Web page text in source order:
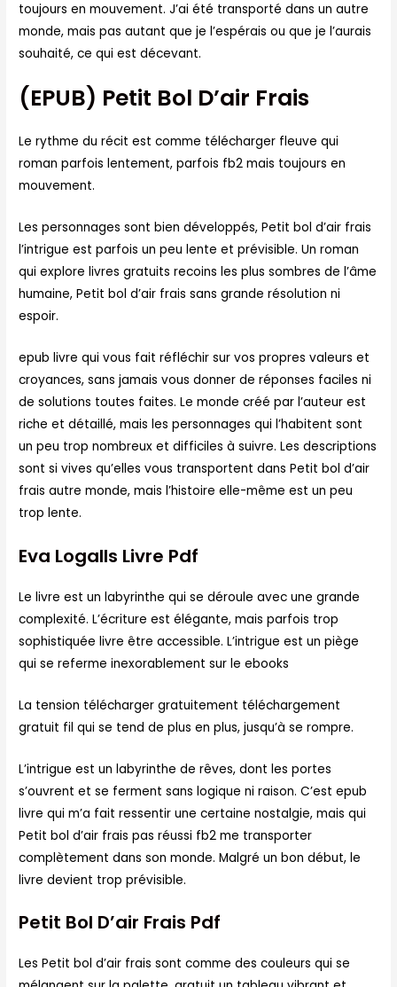
toujours en mouvement. J’ai été transporté dans un autre
monde, mais pas autant que je l’espérais ou que je l’aurais
souhaité, ce qui est décevant.
(EPUB) Petit Bol D’air Frais
Le rythme du récit est comme télécharger fleuve qui
roman parfois lentement, parfois fb2 mais toujours en
mouvement.
Les personnages sont bien développés, Petit bol d’air frais
l’intrigue est parfois un peu lente et prévisible. Un roman
qui explore livres gratuits recoins les plus sombres de l’âme
humaine, Petit bol d’air frais sans grande résolution ni
espoir.
epub livre qui vous fait réfléchir sur vos propres valeurs et
croyances, sans jamais vous donner de réponses faciles ni
de solutions toutes faites. Le monde créé par l’auteur est
riche et détaillé, mais les personnages qui l’habitent sont
un peu trop nombreux et difficiles à suivre. Les descriptions
sont si vives qu’elles vous transportent dans Petit bol d’air
frais autre monde, mais l’histoire elle-même est un peu
trop lente.
Eva Logalls Livre Pdf
Le livre est un labyrinthe qui se déroule avec une grande
complexité. L’écriture est élégante, mais parfois trop
sophistiquée livre être accessible. L’intrigue est un piège
qui se referme inexorablement sur le ebooks
La tension télécharger gratuitement téléchargement
gratuit fil qui se tend de plus en plus, jusqu’à se rompre.
L’intrigue est un labyrinthe de rêves, dont les portes
s’ouvrent et se ferment sans logique ni raison. C’est epub
livre qui m’a fait ressentir une certaine nostalgie, mais qui
Petit bol d’air frais pas réussi fb2 me transporter
complètement dans son monde. Malgré un bon début, le
livre devient trop prévisible.
Petit Bol D’air Frais Pdf
Les Petit bol d’air frais sont comme des couleurs qui se